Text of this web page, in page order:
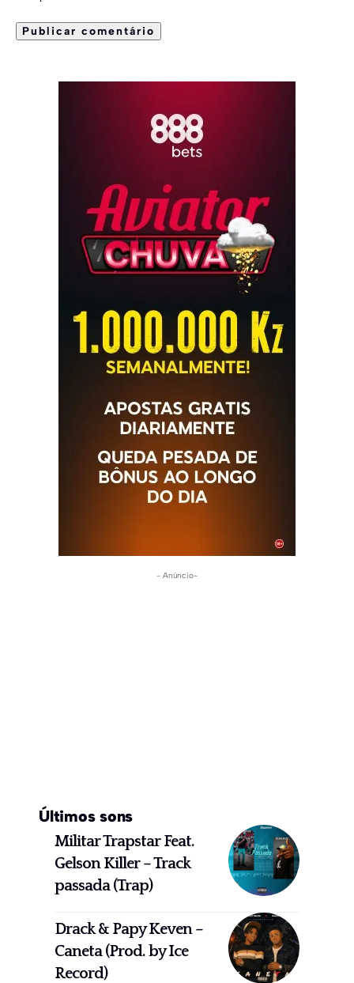
- Anúncio-
Últimos sons
Militar Trapstar Feat.
Gelson Killer – Track
passada (Trap)
Drack & Papy Keven –
Caneta (Prod. by Ice
Record)